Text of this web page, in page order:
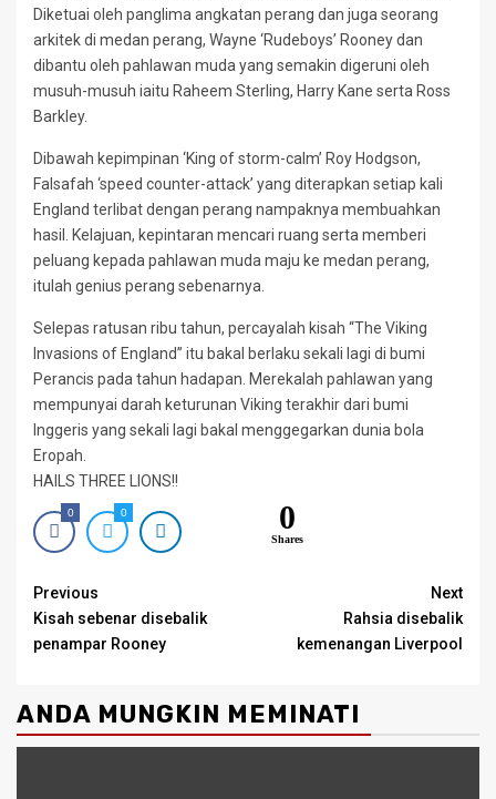
Diketuai oleh panglima angkatan perang dan juga seorang
arkitek di medan perang, Wayne ‘Rudeboys’ Rooney dan
dibantu oleh pahlawan muda yang semakin digeruni oleh
musuh-musuh iaitu Raheem Sterling, Harry Kane serta Ross
Barkley.
Dibawah kepimpinan ‘King of storm-calm’ Roy Hodgson,
Falsafah ‘speed counter-attack’ yang diterapkan setiap kali
England terlibat dengan perang nampaknya membuahkan
hasil. Kelajuan, kepintaran mencari ruang serta memberi
peluang kepada pahlawan muda maju ke medan perang,
itulah genius perang sebenarnya.
Selepas ratusan ribu tahun, percayalah kisah “The Viking
Invasions of England” itu bakal berlaku sekali lagi di bumi
Perancis pada tahun hadapan. Merekalah pahlawan yang
mempunyai darah keturunan Viking terakhir dari bumi
Inggeris yang sekali lagi bakal menggegarkan dunia bola
Eropah.
HAILS THREE LIONS!!
0 0 0
Shares
Continue
Reading
Previous
Kisah sebenar disebalik
penampar Rooney
Next
Rahsia disebalik
kemenangan Liverpool
ANDA MUNGKIN MEMINATI